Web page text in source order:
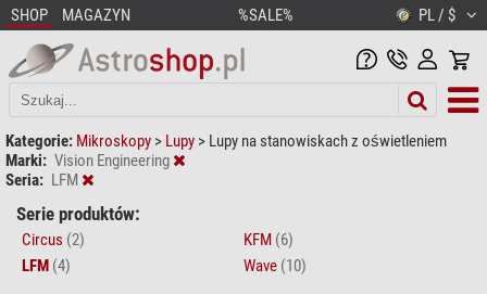
SHOP MAGAZYN %SALE% PL / $
Kategorie: Mikroskopy > Lupy > Lupy na stanowiskach z oświetleniem
Marki: Vision Engineering
Seria: LFM
Serie produktów:
Circus (2) KFM (6)
LFM (4) Wave (10)